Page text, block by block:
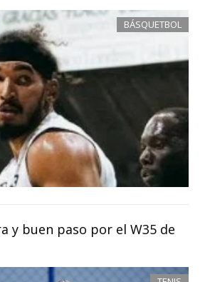
BÁSQUETBOL
y buen paso por el W35 de